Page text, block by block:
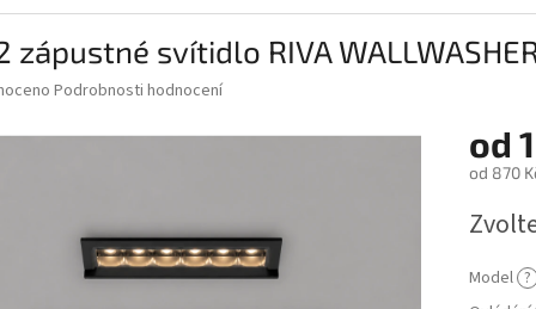
zápustné svítidlo RIVA
Podrobnosti hodnocení
od
od 870
cena:
Model ?